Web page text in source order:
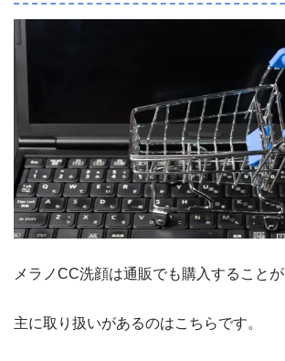
メラノCC洗顔は通販でも購入することが
主に取り扱いがあるのはこちらです。